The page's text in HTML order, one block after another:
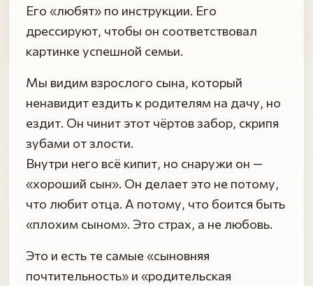
Его «любят» по инструкции. Его
дрессируют, чтобы он соответствовал
картинке успешной семьи.
Мы видим взрослого сына, который
ненавидит ездить к родителям на дачу, но
ездит. Он чинит этот чёртов забор, скрипя
зубами от злости.
Внутри него всё кипит, но снаружи он —
«хороший сын». Он делает это не потому,
что любит отца. А потому, что боится быть
«плохим сыном». Это страх, а не любовь.
Это и есть те самые «сыновняя
почтительность» и «родительская